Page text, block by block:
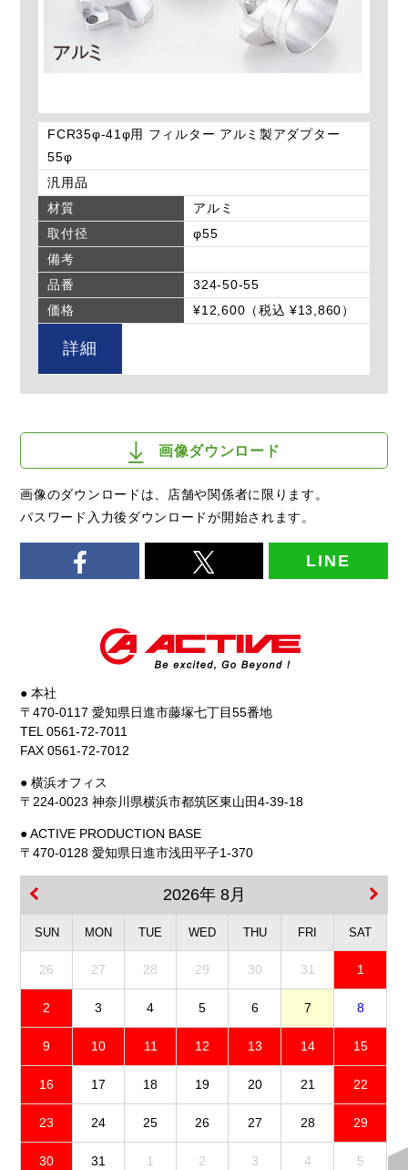
FCR35φ-41φ用 フィルター アルミ製アダプター
55φ
汎用品
材質
アルミ
取付径
φ55
備考
品番
324-50-55
価格
¥12,600（税込 ¥13,860）
詳細
画像ダウンロード
画像のダウンロードは、店舗や関係者に限ります。
パスワード入力後ダウンロードが開始されます。
LINE
● 本社
〒470-0117 愛知県日進市藤塚七丁目55番地
TEL 0561-72-7011
FAX 0561-72-7012
● 横浜オフィス
〒224-0023 神奈川県横浜市都筑区東山田4-39-18
● ACTIVE PRODUCTION BASE
〒470-0128 愛知県日進市浅田平子1-370
2026年 8月
SUN MON TUE WED THU FRI SAT
26 27 28 29 30 31 1
2 3 4 5 6 7 8
9 10 11 12 13 14 15
16 17 18 19 20 21 22
23 24 25 26 27 28 29
30 31 1 2 3 4 5